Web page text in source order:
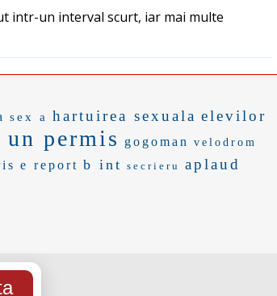
intr-un interval scurt, iar mai multe
sex a hartuirea sexuala elevilor
un permis gogoman velodrom
e report b int secrieru aplaud